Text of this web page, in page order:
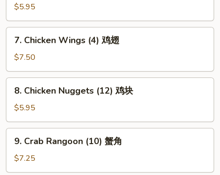
Toast
(4)
虾
$5.95
Chicken
Wings
(4)
鸡
7. Chicken Wings (4) 鸡翅
$7.50
Chicken
Nuggets
(12)
鸡
8. Chicken Nuggets (12) 鸡块
$5.95
Crab
Rangoon
(10)
9. Crab Rangoon (10) 蟹角
$7.25